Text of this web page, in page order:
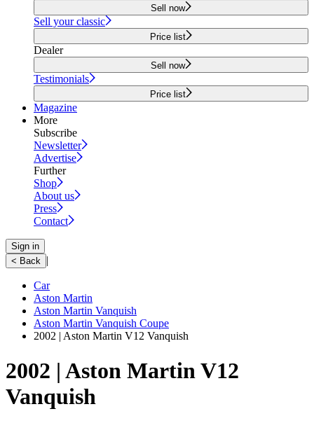
Sell now
Sell your classic
Price list
Dealer
Sell now
Testimonials
Price list
Magazine
More
Subscribe
Newsletter
Advertise
Further
Shop
About us
Press
Contact
Sign in
< Back |
Car
Aston Martin
Aston Martin Vanquish
Aston Martin Vanquish Coupe
2002 | Aston Martin V12 Vanquish
2002 | Aston Martin V12
Vanquish